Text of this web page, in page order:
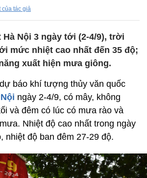
của tác giả
Nội 3 ngày tới (2-4/9), trời
mức nhiệt cao nhất đến 35 độ;
xuất hiện mưa giông.
báo khí tượng thủy văn quốc
ngày 2-4/9, có mây, không
và đêm có lúc có mưa rào và
Nhiệt độ cao nhất trong ngày
nhiệt độ ban đêm 27-29 độ.